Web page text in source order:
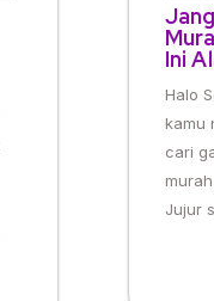
Ini
Halo
kamu
cari
Jujur